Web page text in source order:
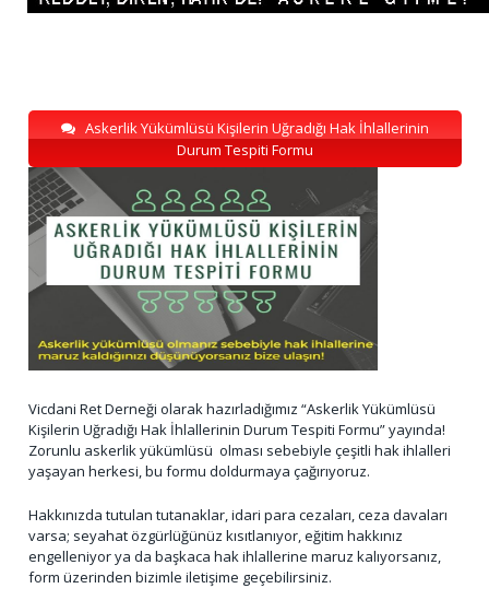
Askerlik Yükümlüsü Kişilerin Uğradığı Hak İhlallerinin
Durum Tespiti Formu
Vicdani Ret Derneği olarak hazırladığımız “Askerlik Yükümlüsü
Kişilerin Uğradığı Hak İhlallerinin Durum Tespiti Formu” yayında!
Zorunlu askerlik yükümlüsü olması sebebiyle çeşitli hak ihlalleri
yaşayan herkesi, bu formu doldurmaya çağırıyoruz.
Hakkınızda tutulan tutanaklar, idari para cezaları, ceza davaları
varsa; seyahat özgürlüğünüz kısıtlanıyor, eğitim hakkınız
engelleniyor ya da başkaca hak ihlallerine maruz kalıyorsanız,
form üzerinden bizimle iletişime geçebilirsiniz.